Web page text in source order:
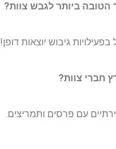
הטובה ביותר לגבש צוות?
גיבוש יוצאות דופן!
חברי צוות?
עם פרסים ותמריצים.